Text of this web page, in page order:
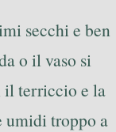
secchi e ben
o il vaso si
il terriccio e la
umidi troppo a